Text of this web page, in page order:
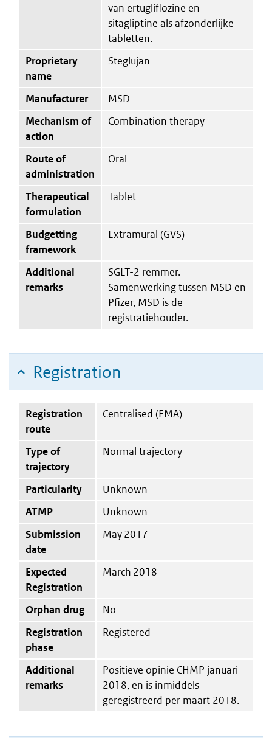
van ertugliflozine en
sitagliptine als afzonderlijke
tabletten.
Proprietary
name
Steglujan
Manufacturer
MSD
Mechanism of
action
Combination therapy
Route of
administration
Oral
Therapeutical
formulation
Tablet
Budgetting
framework
Extramural (GVS)
Additional
remarks
SGLT-2 remmer.
Samenwerking tussen MSD en
Pfizer, MSD is de
registratiehouder.
Registration
Registration
route
Centralised (EMA)
Type of
trajectory
Normal trajectory
Particularity
Unknown
ATMP
Unknown
Submission
date
May 2017
Expected
Registration
March 2018
Orphan drug
No
Registration
phase
Registered
Additional
remarks
Positieve opinie CHMP januari
2018, en is inmiddels
geregistreerd per maart 2018.